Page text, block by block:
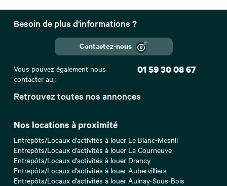
Retrouvez toutes nos annonces
Nos locations à proximité
Entrepôts/Locaux d'activités à louer Le Blanc-Mesnil
Entrepôts/Locaux d'activités à louer La Courneuve
Entrepôts/Locaux d'activités à louer Drancy
Entrepôts/Locaux d'activités à louer Aubervilliers
Entrepôts/Locaux d'activités à louer Aulnay-Sous-Bois
Besoin de plus d'informations ?
Contactez-nous
Vous pouvez également nous
contacter au :
01 59 30 08 67